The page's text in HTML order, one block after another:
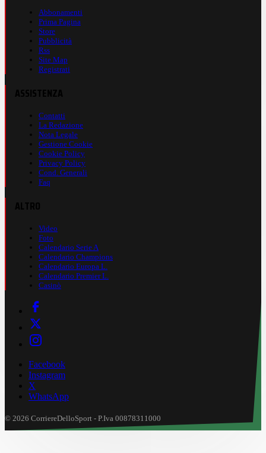
Abbonamenti
Prima Pagina
Store
Pubblicità
Rss
Site Map
Registrati
Contatti
La Redazione
Nota Legale
Gestione Cookie
Cookie Policy
Privacy Policy
Cond. Generali
Faq
Video
Foto
Calendario Serie A
Calendario Champions
Calendario Europa L.
Calendario Premier L.
Casinò
Facebook
Instagram
X
WhatsApp
© 2026 CorriereDelloSport - P.Iva 00878311000